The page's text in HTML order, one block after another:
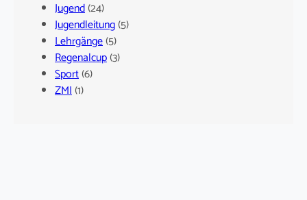
Jugend(24)
Jugendleitung(5)
Lehrgänge(5)
Regenalcup(3)
Sport(6)
ZMI(1)